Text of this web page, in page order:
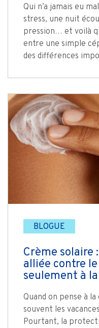
Qui n’a jamais eu
stress, une nuit
pression… et voilà
entre une simple
des différences
BLOGUE
Crème solaire
alliée contre
seulement à
Quand on pense à
souvent les
Pourtant, la